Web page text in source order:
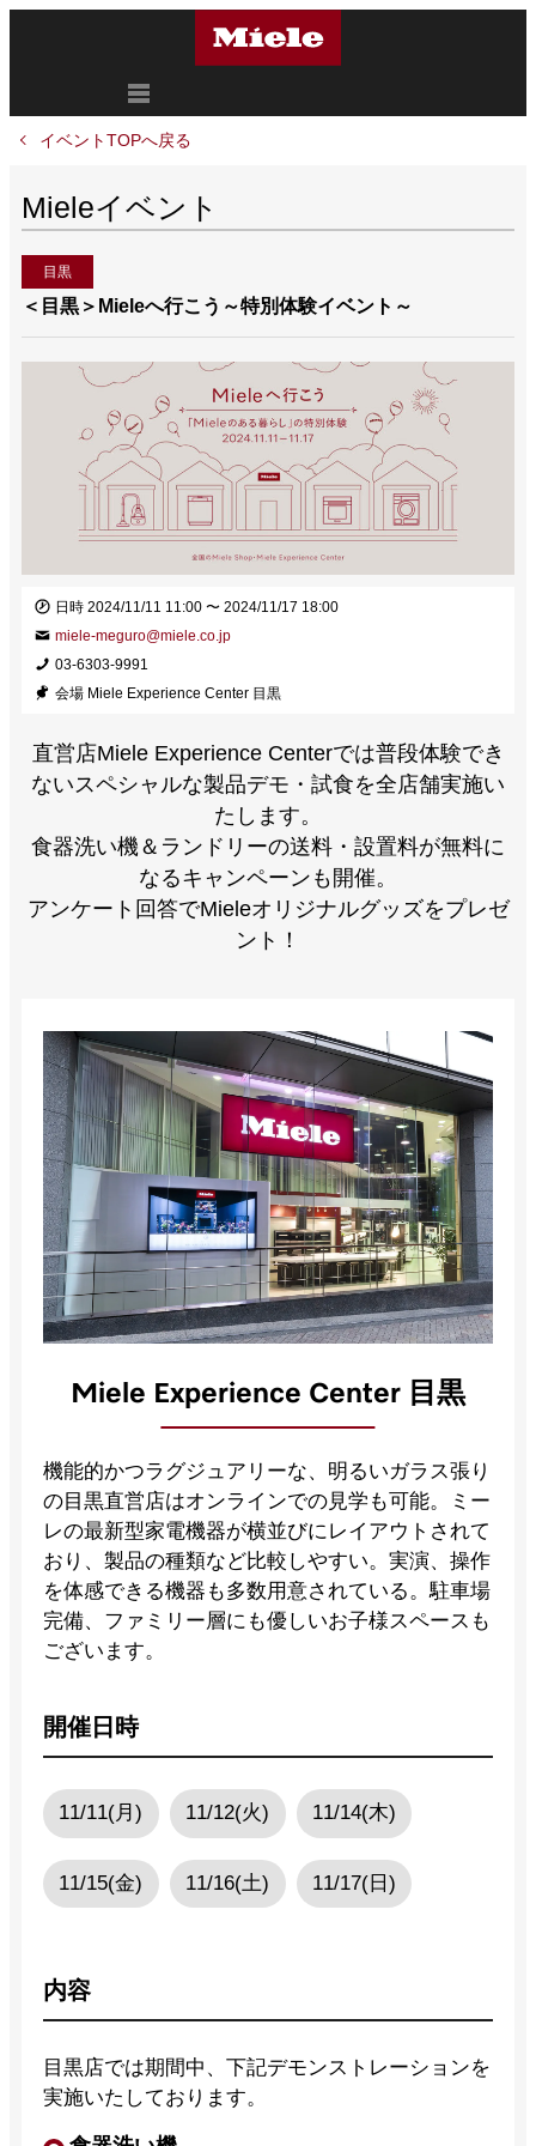
イベントTOPへ戻る
Mieleイベント
目黒
＜目黒＞Mieleへ行こう～特別体験イベント～
日時 2024/11/11 11:00 〜 2024/11/17 18:00
miele-meguro@miele.co.jp
03-6303-9991
会場 Miele Experience Center 目黒
直営店Miele Experience Centerでは普段体験でき
ないスペシャルな製品デモ・試食を全店舗実施い
たします。
食器洗い機＆ランドリーの送料・設置料が無料に
なるキャンペーンも開催。
アンケート回答でMieleオリジナルグッズをプレゼ
ント！
Miele Experience Center 目黒
機能的かつラグジュアリーな、明るいガラス張り
の目黒直営店はオンラインでの見学も可能。ミー
レの最新型家電機器が横並びにレイアウトされて
おり、製品の種類など比較しやすい。実演、操作
を体感できる機器も多数用意されている。駐車場
完備、ファミリー層にも優しいお子様スペースも
ございます。
開催日時
11/11(月) 11/12(火) 11/14(木)
11/15(金) 11/16(土) 11/17(日)
内容
目黒店では期間中、下記デモンストレーションを
実施いたしております。